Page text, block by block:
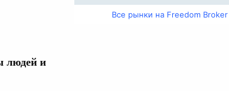
людей и
Все рынки на Freedom Broker